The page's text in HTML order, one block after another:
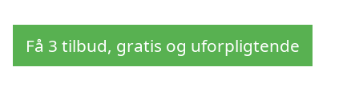
Få 3 tilbud, gratis og uforpligtende